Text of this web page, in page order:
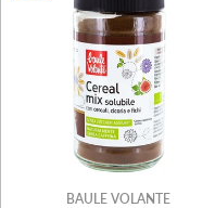
BAULE VOLANTE